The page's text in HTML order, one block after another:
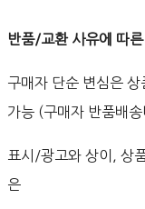
반품/교환 사유에 따
구매자 단순 변심은
가능 (구매자 반품배송
표시/광고와 상이, 상
은